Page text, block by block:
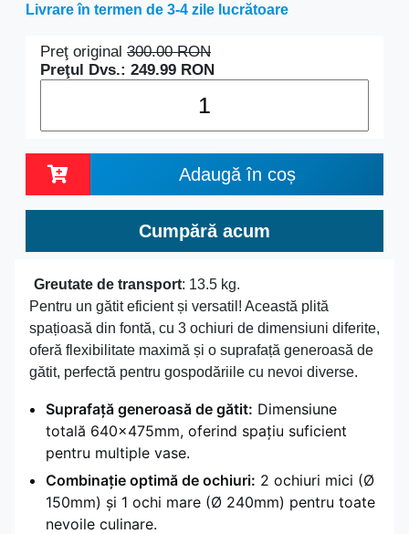
Livrare în termen de 3-4 zile lucrătoare
Preţ original 300.00RON
Preţul Dvs.: 249.99 RON
Adaugă în coș
Cumpără acum
Greutate de transport: 13.5 kg.
Pentru un gătit eficient și versatil! Această plită
spațioasă din fontă, cu 3 ochiuri de dimensiuni diferite,
oferă flexibilitate maximă și o suprafață generoasă de
gătit, perfectă pentru gospodăriile cu nevoi diverse.
Suprafață generoasă de gătit: Dimensiune
totală 640x475mm, oferind spațiu suficient
pentru multiple vase.
Combinație optimă de ochiuri: 2 ochiuri mici (Ø
150mm) și 1 ochi mare (Ø 240mm) pentru toate
nevoile culinare.